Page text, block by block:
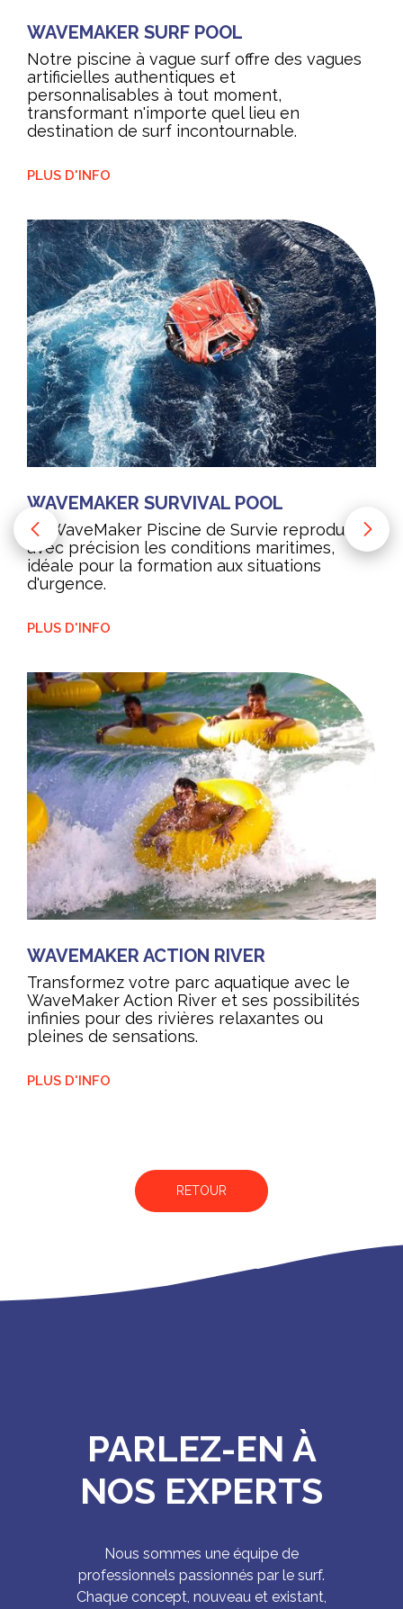
WAVEMAKER SURF POOL
Notre piscine à vague surf offre des vagues
artificielles authentiques et
personnalisables à tout moment,
transformant n'importe quel lieu en
destination de surf incontournable.
PLUS D'INFO
WAVEMAKER SURVIVAL POOL
La WaveMaker Piscine de Survie reproduit
avec précision les conditions maritimes,
idéale pour la formation aux situations
d'urgence.
PLUS D'INFO
WAVEMAKER ACTION RIVER
Transformez votre parc aquatique avec le
WaveMaker Action River et ses possibilités
infinies pour des rivières relaxantes ou
pleines de sensations.
PLUS D'INFO
RETOUR
PARLEZ-EN À
NOS EXPERTS
Nous sommes une équipe de
professionnels passionnés par le surf.
Chaque concept, nouveau et existant,